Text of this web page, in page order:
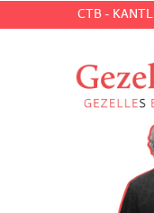
CTB - KANTL